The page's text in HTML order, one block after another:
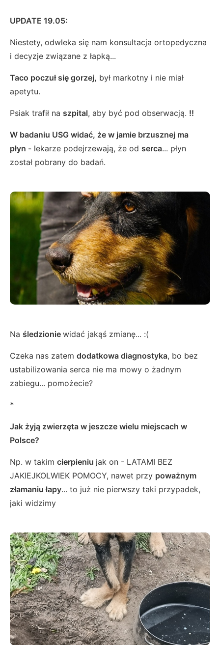
UPDATE 19.05:
Niestety, odwleka się nam konsultacja ortopedyczna
i decyzje związane z łapką...
Taco poczuł się gorzej, był markotny i nie miał
apetytu.
Psiak trafił na szpital, aby być pod obserwacją. !!
W badaniu USG widać, że w jamie brzusznej ma
płyn - lekarze podejrzewają, że od serca... płyn
został pobrany do badań.
Na śledzionie widać jakąś zmianę... :(
Czeka nas zatem dodatkowa diagnostyka, bo bez
ustabilizowania serca nie ma mowy o żadnym
zabiegu... pomożecie?
*
Jak żyją zwierzęta w jeszcze wielu miejscach w
Polsce?
Np. w takim cierpieniu jak on - LATAMI BEZ
JAKIEJKOLWIEK POMOCY, nawet przy poważnym
złamaniu łapy... to już nie pierwszy taki przypadek,
jaki widzimy